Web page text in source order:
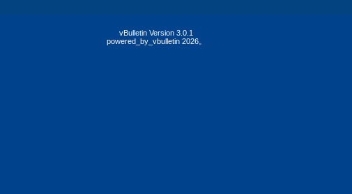
vBulletin Version 3.0.1
powered_by_vbulletin 2026。